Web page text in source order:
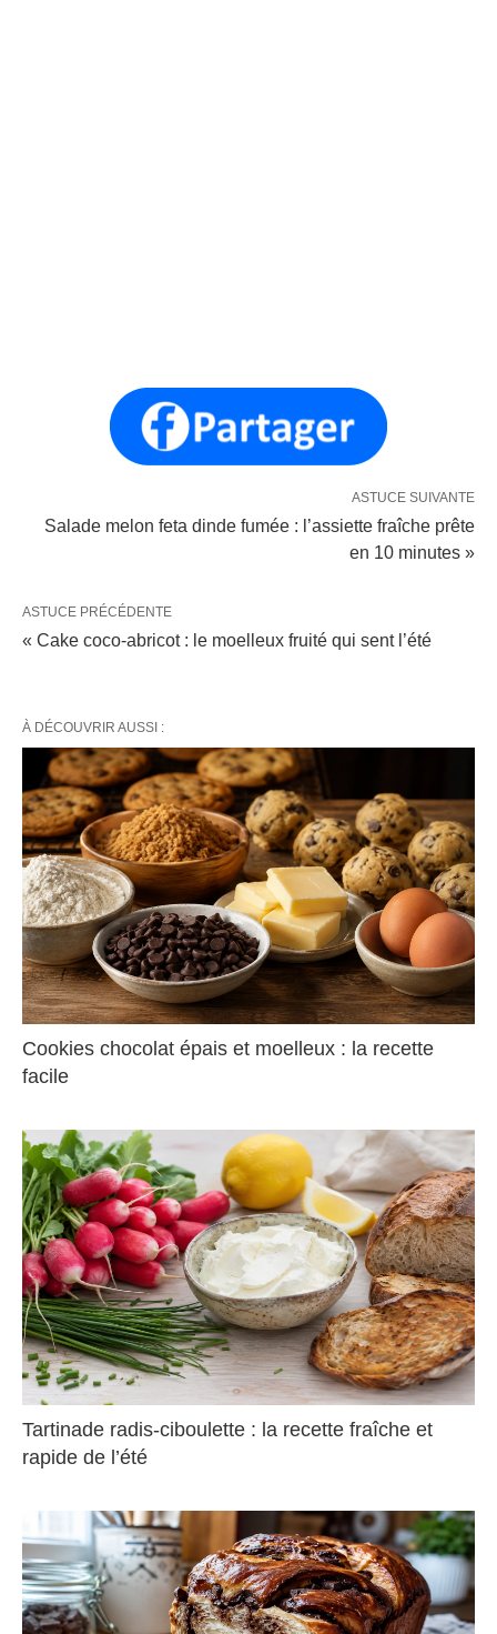
ASTUCE SUIVANTE
Salade melon feta dinde fumée : l’assiette fraîche prête
en 10 minutes »
ASTUCE PRÉCÉDENTE
« Cake coco-abricot : le moelleux fruité qui sent l’été
À DÉCOUVRIR AUSSI :
Cookies chocolat épais et moelleux : la recette
facile
Tartinade radis-ciboulette : la recette fraîche et
rapide de l’été